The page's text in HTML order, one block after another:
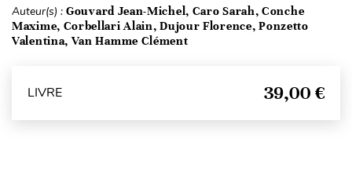
Auteur(s) : Gouvard Jean-Michel, Caro Sarah, Conche
Maxime, Corbellari Alain, Dujour Florence, Ponzetto
Valentina, Van Hamme Clément
LIVRE 39,00 €